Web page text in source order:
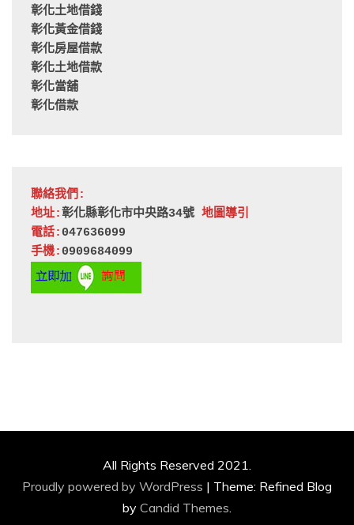
彰化土地借錢
彰化黃金借錢
彰化房屋借款
彰化土地借款
彰化當舖
彰化借款
聯絡我們:
地址:彰化縣彰化市中央路34號 地圖導引
電話: 047636099
手機: 0909684099
All Rights Reserved 2021.
Proudly powered by WordPress | Theme: Refined Blog
by Candid Themes